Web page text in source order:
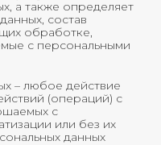
а также определяет
состав
обработке,
с персональными
– любое действие
(операций) с
с
или без их
данных